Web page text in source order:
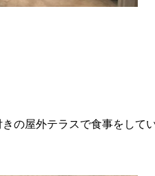
の屋外テラスで食事をして